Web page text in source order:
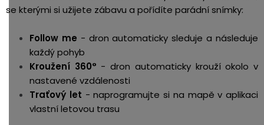
se kterými si užijete zábavu a pořídíte parádní snímky:
Follow me - dron automaticky sleduje a následuje
každý pohyb
Kroužení 360° - dron automaticky krouží okolo v
nastavené vzdálenosti
Traťový let - naprogramujte si na mapě v aplikaci
vlastní letovou trasu